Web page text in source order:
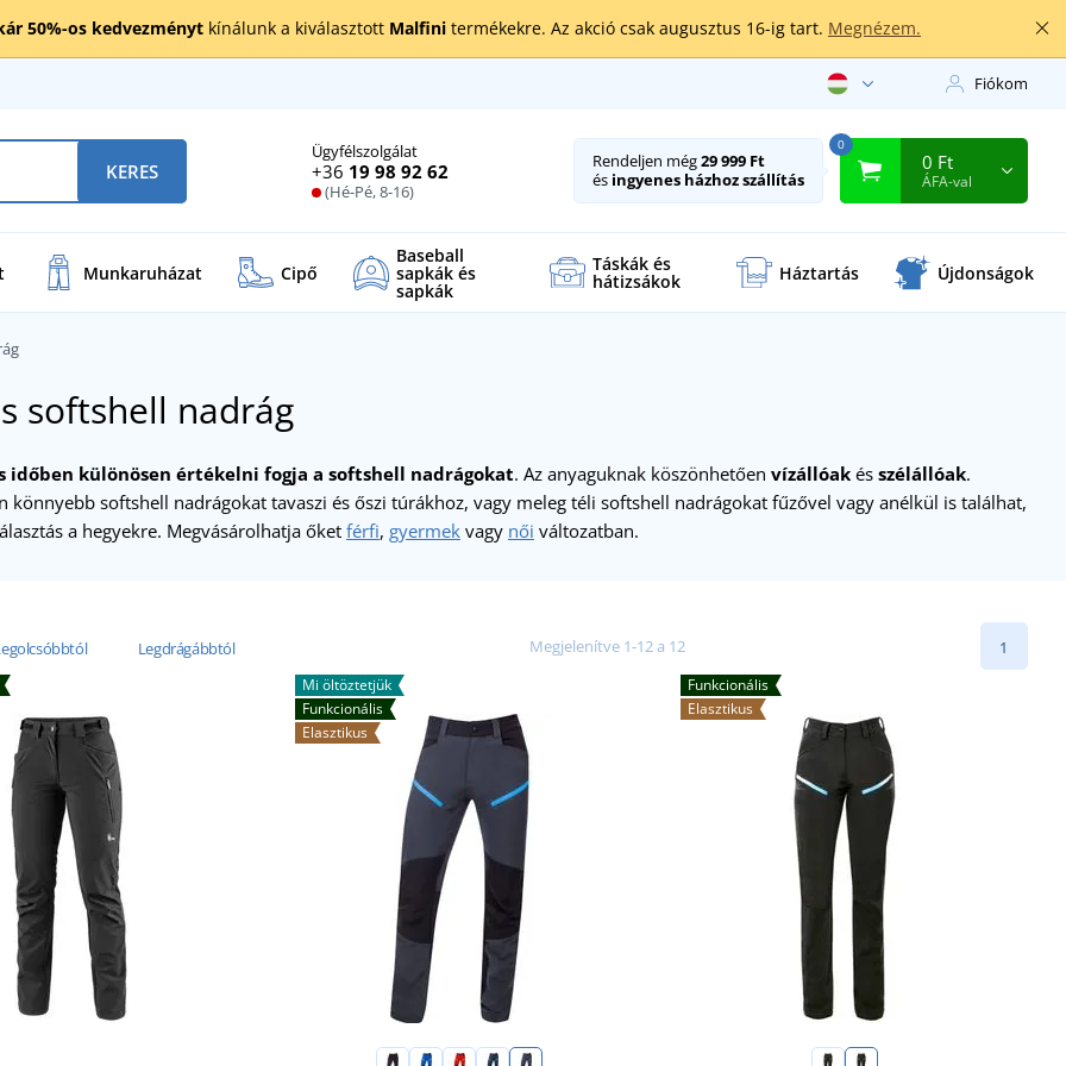
50%-os kedvezményt kínálunk a kiválasztott Malfini termékekre. Az akció csak augusztus 16-ig tart. Megnézem.
Fiókom
Ügyfélszolgálat
+36 19 98 92 62
(Hé-Pé, 8-16)
KERES Rendeljen még29 999 Ft
és ingyenes házhoz szállítás
0
0 Ft
ÁFA-val
Munkaruházat Cipő
Baseball
sapkák és
sapkák
Táskák és
hátizsákok Háztartás Újdonságok
softshell nadrág
időben különösen értékelni fogja a softshell nadrágokat. Az anyaguknak köszönhetően vízállóak és szélállóak.
könnyebb softshell nadrágokat tavaszi és őszi túrákhoz, vagy meleg téli softshell nadrágokat fűzővel vagy anélkül is találhat,
a hegyekre. Megvásárolhatja őket férfi, gyermek vagy női változatban.
Legdrágábbtól Megjelenítve 1-12 a 12 1
Mi öltöztetjük
Funkcionális
Elasztikus
Funkcionális
Elasztikus